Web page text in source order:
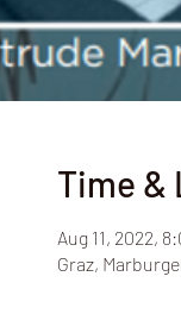
Time &
Aug 11, 2022,
Graz,